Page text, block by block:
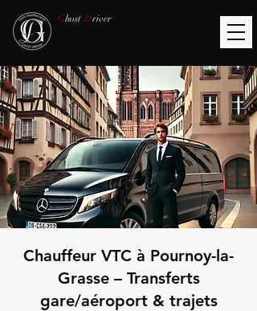
Ghost Driver
Chauffeur VTC à Pournoy-la-
Grasse – Transferts
gare/aéroport & trajets